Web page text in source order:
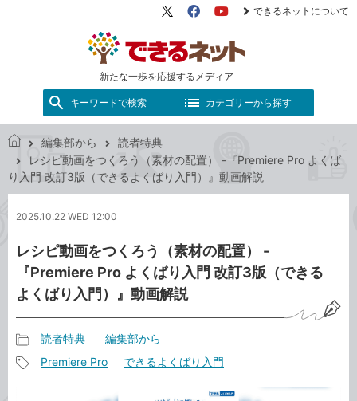
新たな一歩を応援するメディア
X（旧
FacebookYouTube
できるネットについて
キーワードで検索 カテゴリーから探す
で
き
ッ
編集部から
読者特典
レシピ動画をつくろう（素材の配置） -『Premiere Pro よくば
り入門 改訂3版（できるよくばり入門）』動画解説
2025.10.22 WED 12:00
レシピ動画をつくろう（素材の配置） -
『Premiere Pro よくばり入門 改訂3版（できる
よくばり入門）』動画解説
事
読者特典 編集部から
Premiere Pro できるよくばり入門